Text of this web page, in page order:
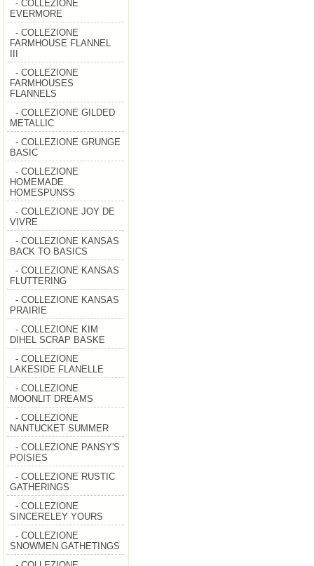
- COLLEZIONE
EVERMORE
- COLLEZIONE
FARMHOUSE FLANNEL
- COLLEZIONE
FARMHOUSES
FLANNELS
- COLLEZIONE GILDED
METALLIC
- COLLEZIONE GRUNGE
BASIC
- COLLEZIONE
HOMEMADE
HOMESPUNSS
- COLLEZIONE JOY DE
VIVRE
- COLLEZIONE KANSAS
BACK TO BASICS
- COLLEZIONE KANSAS
FLUTTERING
- COLLEZIONE KANSAS
PRAIRIE
- COLLEZIONE KIM
DIHEL SCRAP BASKE
- COLLEZIONE
LAKESIDE FLANELLE
- COLLEZIONE
MOONLIT DREAMS
- COLLEZIONE
NANTUCKET SUMMER
- COLLEZIONE PANSY'S
POISIES
- COLLEZIONE RUSTIC
GATHERINGS
- COLLEZIONE
SINCERELEY YOURS
- COLLEZIONE
SNOWMEN GATHETINGS